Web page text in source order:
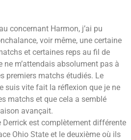
concernant Harmon, j’ai pu
voir même, une certaine
et certaines reps au fil de
ne m’attendais absolument pas à
premiers matchs étudiés. Le
suis vite fait la réflexion que je ne
matchs et que cela a semblé
avançait.
Derrick est complètement différente
Ohio State et le deuxième où ils